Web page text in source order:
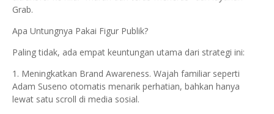
Grab.
Apa Untungnya Pakai Figur Publik?
Paling tidak, ada empat keuntungan utama dari strategi ini:
1. Meningkatkan Brand Awareness. Wajah familiar seperti
Adam Suseno otomatis menarik perhatian, bahkan hanya
lewat satu scroll di media sosial.